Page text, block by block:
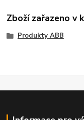
Zboží zařazeno v
Produkty ABB